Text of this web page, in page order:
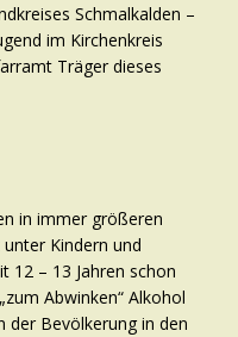
Schmalkalden –
im Kirchenkreis
Träger dieses
in immer größeren
Kindern und
12 – 13 Jahren schon
Abwinken“ Alkohol
der Bevölkerung in den